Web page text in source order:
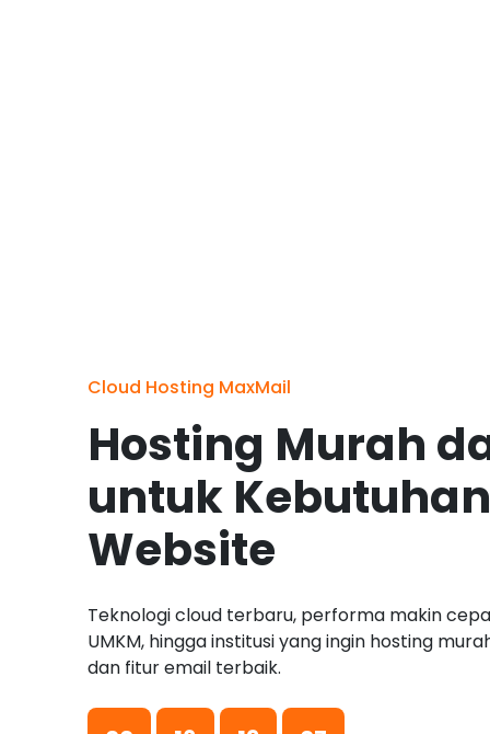
Cloud Hosting MaxMail
Hosting Murah
untuk
Website
Teknologi cloud terbaru, performa makin
UMKM, hingga institusi yang ingin hosting
dan fitur email terbaik.